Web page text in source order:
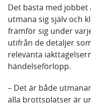
Det bästa med jobbet
utmana sig själv och
framför sig under
utifrån de detaljer
relevanta
händelseförlopp.
– Det är både
alla brottsplatser är